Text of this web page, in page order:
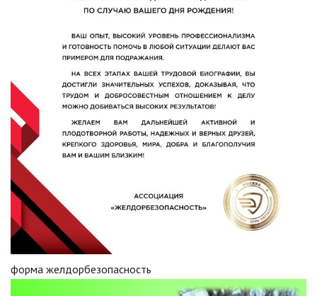
форма желдорбезопасность